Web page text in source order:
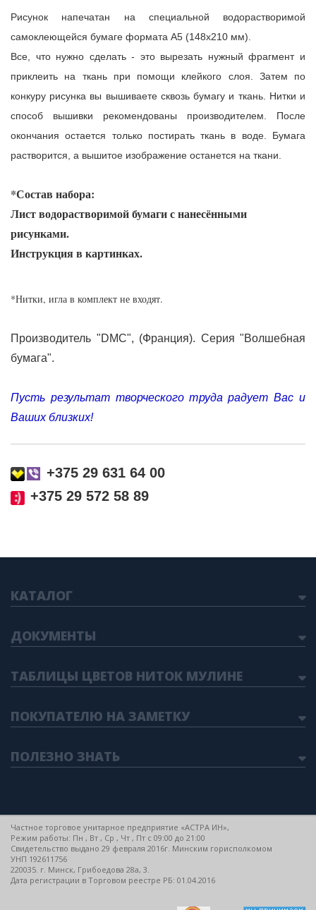
Рисунок напечатан на специальной водорастворимой
самоклеющейся бумаге формата А5 (148х210 мм).
Все, что нужно сделать - это вырезать нужный фрагмент и
приклеить на ткань при помощи клейкого слоя. Затем по
конкуру рисунка вы вышиваете сквозь бумагу и ткань. Нитки и
способ вышивки рекомендованы производителем. После
окончания остается только постирать ткань в воде. Бумага
растворится, а вышитое изображение останется на ткани.
*Состав набора:
Лист водорастворимой бумаги с нанесёнными
рисунками.
Инструкция в картинках.
*Нитки, игла в комплект не входят.
Производитель "DMC", (Франция). Серия "Волшебная
бумага".
Пусть результат творческого труда радует Вас и
Ваших близких!
+375 29 631 64 00
+375 29 572 58 89
КАТАЛОГ
ДОКУМЕНТЫ
ТАБЛИЦЫ ЦВЕТОВ НИТОК МУЛИНЕ
ПОКУПАТЕЛЮ НА ЗАМЕТКУ
ПОЛЕЗНО ЗНАТЬ
Частное торговое унитарное предприятие «АСТРА ИН»,
Режим работы: Пн , Вт , Ср , Чт , Пт c 09:00 до 21:00
Свидетельство выдано 29 февраля 2016г. Минским горисполкомом
УНП 192611756
220035. г. Минск, Грибоедова 28а, 3.
Дата регистрации в Торговом реестре РБ: 01.04.2016